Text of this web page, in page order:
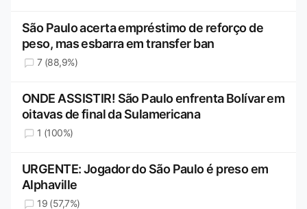
São Paulo acerta empréstimo de reforço de
peso, mas esbarra em transfer ban
7 (88,9%)
ONDE ASSISTIR! São Paulo enfrenta Bolívar em
oitavas de final da Sulamericana
1 (100%)
URGENTE: Jogador do São Paulo é preso em
Alphaville
19 (57,7%)